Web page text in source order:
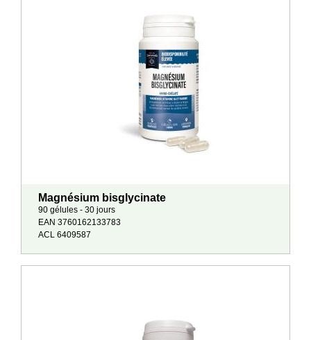
Magnésium bisglycinate
90 gélules - 30 jours
EAN 3760162133783
ACL 6409587